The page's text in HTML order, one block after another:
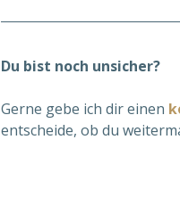
Du bist noch unsicher?
Gerne gebe ich dir einen
entscheide, ob du